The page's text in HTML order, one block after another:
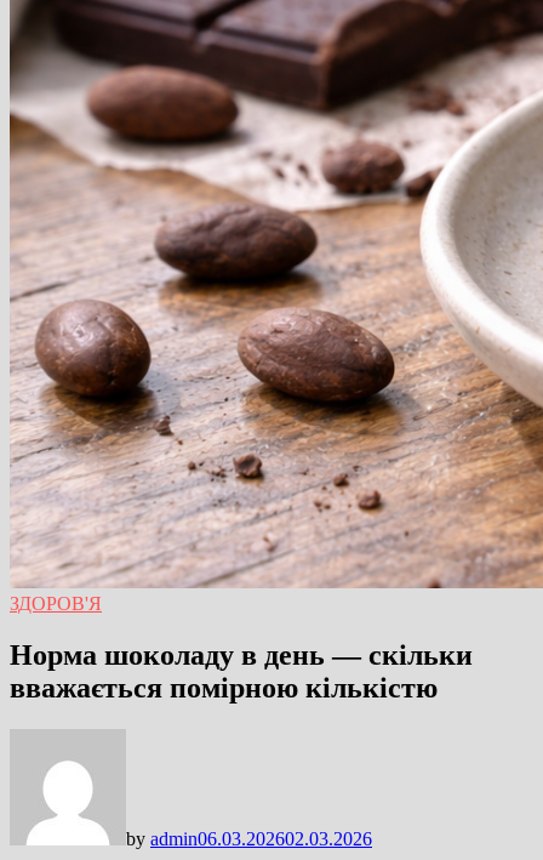
ЗДОРОВ'Я
Норма шоколаду в день — скільки
вважається помірною кількістю
by admin06.03.202602.03.2026